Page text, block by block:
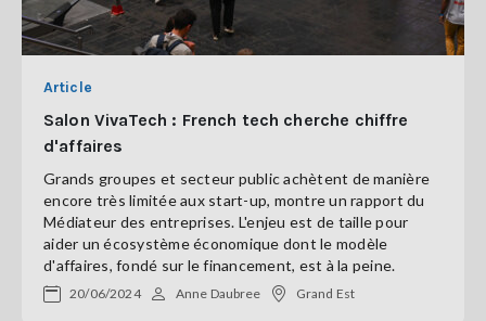
Article
Salon VivaTech : French tech cherche chiffre
d'affaires
Grands groupes et secteur public achètent de manière
encore très limitée aux start-up, montre un rapport du
Médiateur des entreprises. L'enjeu est de taille pour
aider un écosystème économique dont le modèle
d'affaires, fondé sur le financement, est à la peine.
20/06/2024 Anne Daubree Grand Est